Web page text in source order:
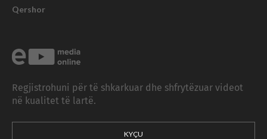
Qershor
Regjistrohuni për të shkarkuar dhe shfrytëzuar videot
në kualitet të lartë.
KYÇU